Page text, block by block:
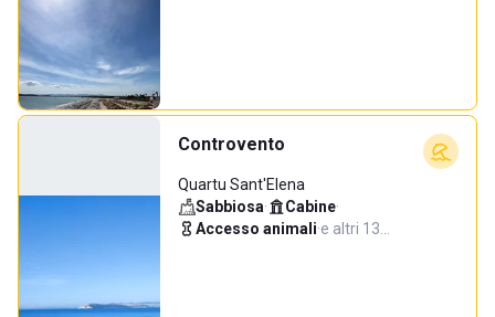
Controvento
Quartu Sant'Elena
Sabbiosa· Cabine·
Accesso animali·e altri 13…